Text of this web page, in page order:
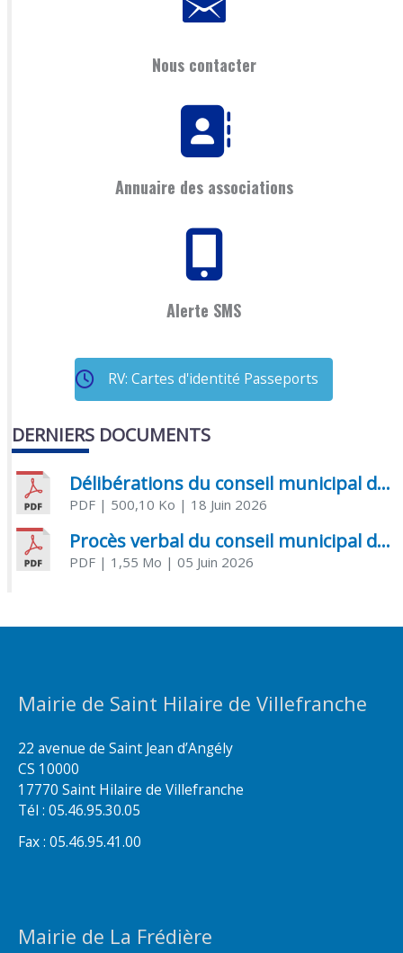
Nous contacter
Annuaire des associations
Alerte SMS
RV: Cartes d'identité Passeports
DERNIERS DOCUMENTS
Délibérations du conseil municipal du 18 juin 2026
PDF| 500,10 Ko | 18 Juin 2026
Procès verbal du conseil municipal du 05 juin 2026
PDF| 1,55 Mo | 05 Juin 2026
Mairie de Saint Hilaire de Villefranche
22 avenue de Saint Jean d’Angély
CS 10000
17770 Saint Hilaire de Villefranche
Tél : 05.46.95.30.05
Fax : 05.46.95.41.00
Mairie de La Frédière